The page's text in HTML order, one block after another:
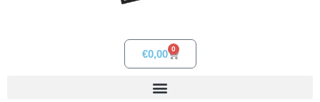
€0,00 0